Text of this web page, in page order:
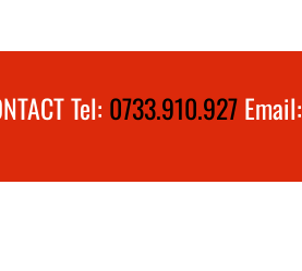
Tel: 0733.910.927Email: